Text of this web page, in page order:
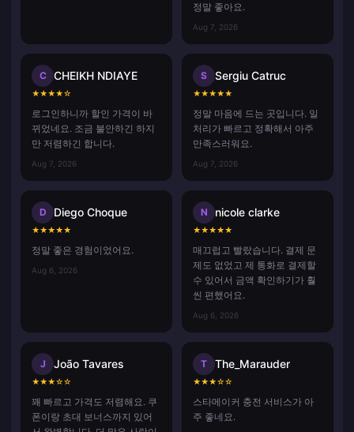
정말 좋아요.
Aug 7, 2026
C CHEIKH NDIAYE
★★★★☆
로그인하니까 할인 가격이 바
뀌었네요. 조금 불안하긴 하지
만 저렴하긴 합니다.
Aug 7, 2026
S Sergiu Catruc
★★★★★
정말 마음에 드는 곳입니다. 일
처리가 빠르고 정확해서 아주
만족스러워요.
Aug 7, 2026
D Diego Choque
★★★★★
정말 좋은 경험이었어요.
Aug 6, 2026
N nicole clarke
★★★★★
매끄럽고 빨랐습니다. 결제 문
제도 없었고 제 통화로 결제할
수 있어서 금액 확인하기가 훨
씬 편했어요.
Aug 6, 2026
J João Tavares
★★★☆☆
꽤 빠르고 가격도 저렴해요. 쿠
폰이랑 초대 보너스까지 있어
T The_Marauder
★★★☆☆
스타메이커 충전 서비스가 아
주 좋네요.